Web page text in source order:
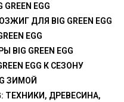
EGG
ДЛЯ BIG GREEN EGG
EGG
GREEN EGG
EGG К СЕЗОНУ
ЗИМОЙ
ТЕХНИКИ, ДРЕВЕСИНА,